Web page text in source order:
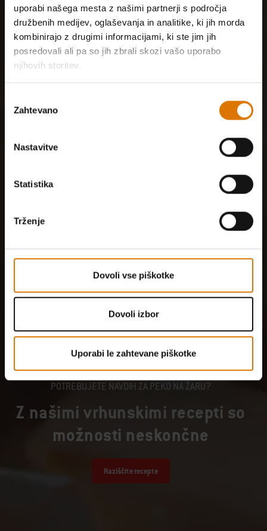
uporabi našega mesta z našimi partnerji s področja
družbenih medijev, oglaševanja in analitike, ki jih morda
kombinirajo z drugimi informacijami, ki ste jim jih
posredovali ali pa so jih zbrali skozi vašo uporabo
njihovih storitev.
soglasja
Zahtevano
Nastavitve
Statistika
Trženje
Dovoli vse piškotke
Dovoli izbor
Uporabi le zahtevane piškotke
POTREBUJETE NAVDIH ZA PEKO NA ŽARU?
Z našimi vrhunskimi recepti so
možnosti neskončne
Raziščite recepte